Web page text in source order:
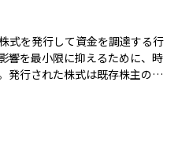
式を発行して資金を調達する行
響を最小限に抑えるために、時
発行された株式は既存株主の持